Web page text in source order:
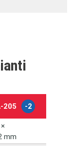
-2
mm